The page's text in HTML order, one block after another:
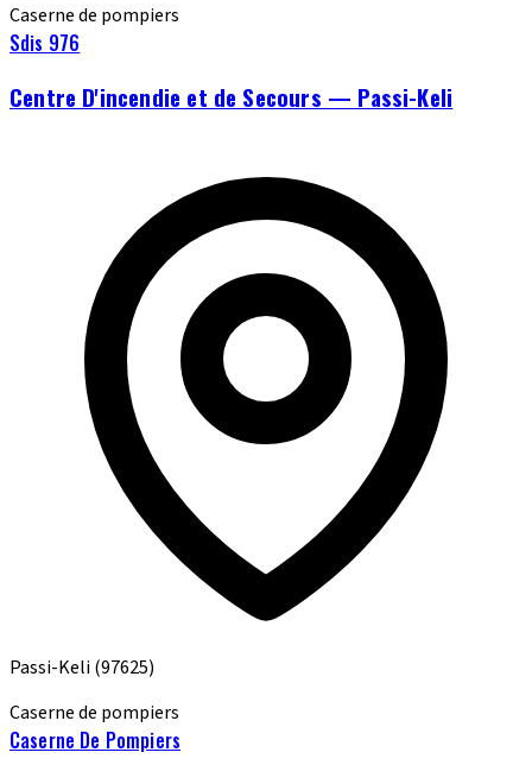
Caserne de pompiers
Sdis 976
Centre D'incendie et de Secours — Passi-Keli
Passi-Keli(97625)
Caserne de pompiers
Caserne De Pompiers